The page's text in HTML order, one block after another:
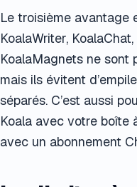
Le troisième avantage
KoalaWriter,
KoalaMagnets ne sont
mais ils évitent
séparés. C’est aussi
Koala avec votre boîte
avec un abonnement